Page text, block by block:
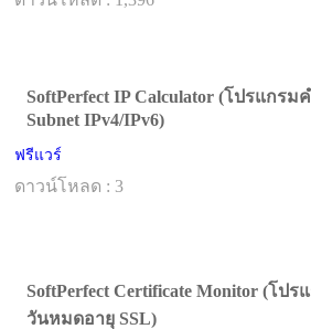
SoftPerfect IP Calculator (โปรแกร
Subnet IPv4/IPv6)
ฟรีแวร์
ดาวน์โหลด : 3
SoftPerfect Certificate Monitor (โปร
วันหมดอายุ SSL)